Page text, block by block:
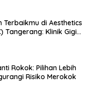
Terbaikmu di Aesthetics
Tangerang: Klinik Gigi
Rokok: Pilihan Lebih
Risiko Merokok